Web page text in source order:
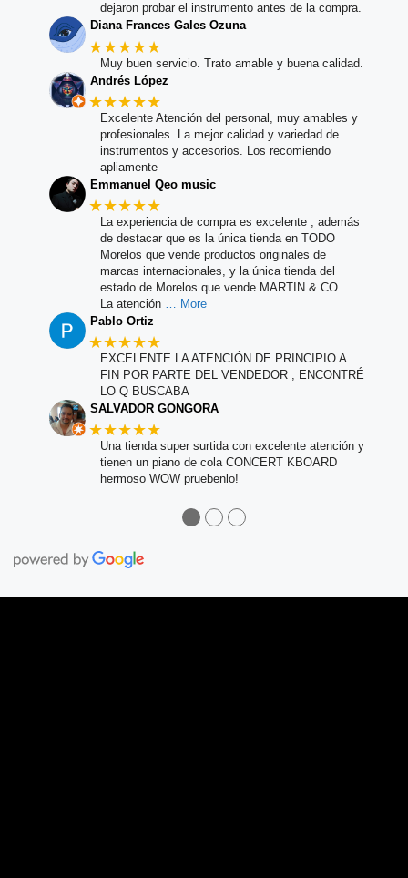
dejaron probar el instrumento antes de la compra.
Diana Frances Gales Ozuna
★★★★★
Muy buen servicio. Trato amable y buena calidad.
Andrés López
★★★★★
Excelente Atención del personal, muy amables y
profesionales. La mejor calidad y variedad de
instrumentos y accesorios. Los recomiendo
apliamente
Emmanuel Qeo music
★★★★★
La experiencia de compra es excelente , además
de destacar que es la única tienda en TODO
Morelos que vende productos originales de
marcas internacionales, y la única tienda del
estado de Morelos que vende MARTIN & CO.
La atención
… More
Pablo Ortiz
★★★★★
EXCELENTE LA ATENCIÓN DE PRINCIPIO A
FIN POR PARTE DEL VENDEDOR , ENCONTRÉ
LO Q BUSCABA
SALVADOR GONGORA
★★★★★
Una tienda super surtida con excelente atención y
tienen un piano de cola CONCERT KBOARD
hermoso WOW pruebenlo!
●●●